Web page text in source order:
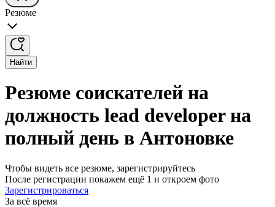
Резюме
Найти
Резюме соискателей на
должность lead developer на
полный день в Антоновке
Чтобы видеть все резюме, зарегистрируйтесь
После регистрации покажем ещё 1 и откроем фото
Зарегистрироваться
За всё время